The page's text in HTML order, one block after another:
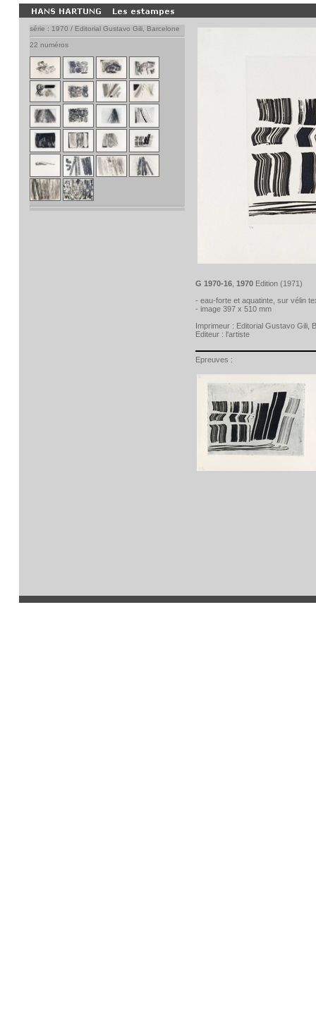
G 1970-16 ,1970 Edition (1971)
- eau-forte et aquatinte, sur vélin
- image 397 x 510 mm
Imprimeur : Editorial Gustavo Gili,
Editeur :l'artiste
Epreuves :
série : 1970 / Editorial Gustavo Gili, Barcelone
22 numéros